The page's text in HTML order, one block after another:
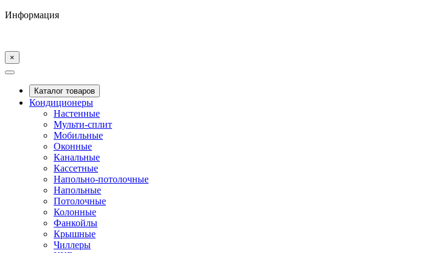
Информация
×
Каталог товаров
Кондиционеры
Настенные
Мульти-сплит
Мобильные
Оконные
Канальные
Кассетные
Напольно-потолочные
Напольные
Потолочные
Колонные
Фанкойлы
Крышные
Чиллеры